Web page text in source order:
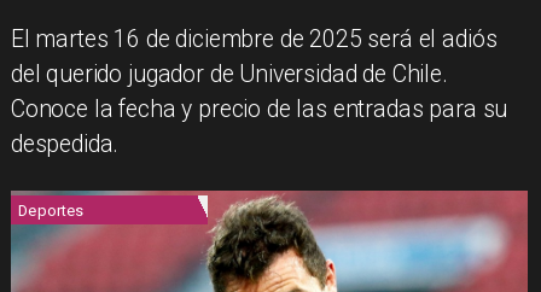
El martes 16 de diciembre de 2025 será el adiós
del querido jugador de Universidad de Chile.
Conoce la fecha y precio de las entradas para su
despedida.
Deportes